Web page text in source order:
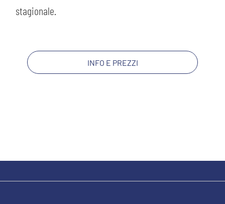
MUSEO
LAVORA CON NOI
CSR
LEGENDS
stagionale.
INFO E PREZZI